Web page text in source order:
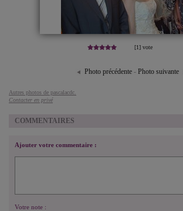
[1] vote
Photo précédente- Photo suivante
Autres photos de pascalacdc.
Contacter en privé
COMMENTAIRES
Ajouter votre commentaire :
Votre note :